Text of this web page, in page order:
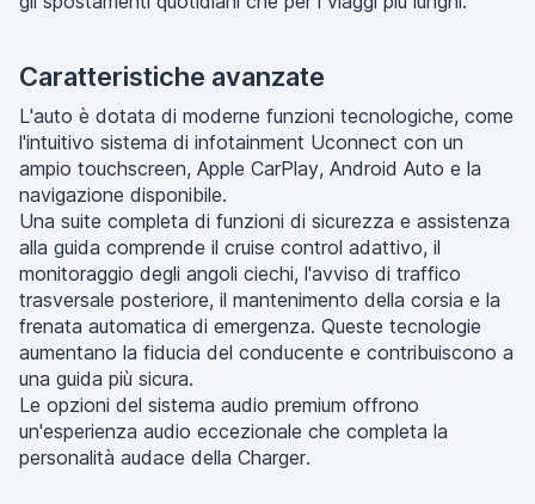
Caratteristiche avanzate
L'auto è dotata di moderne funzioni tecnologiche, come
l'intuitivo sistema di infotainment Uconnect con un
ampio touchscreen, Apple CarPlay, Android Auto e la
navigazione disponibile.
Una suite completa di funzioni di sicurezza e assistenza
alla guida comprende il cruise control adattivo, il
monitoraggio degli angoli ciechi, l'avviso di traffico
trasversale posteriore, il mantenimento della corsia e la
frenata automatica di emergenza. Queste tecnologie
aumentano la fiducia del conducente e contribuiscono a
una guida più sicura.
Le opzioni del sistema audio premium offrono
un'esperienza audio eccezionale che completa la
personalità audace della Charger.